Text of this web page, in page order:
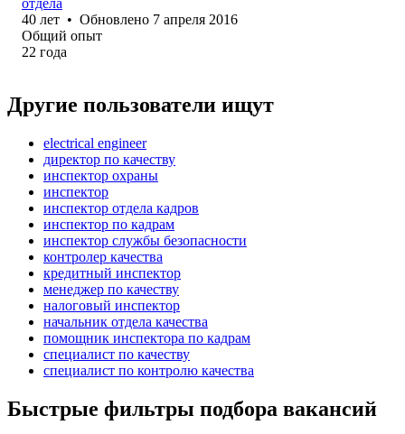
40 лет • Обновлено 7 апреля 2016
Общий опыт
22 года
Другие пользователи ищут
electrical engineer
директор по качеству
инспектор охраны
инспектор
инспектор отдела кадров
инспектор по кадрам
инспектор службы безопасности
контролер качества
кредитный инспектор
менеджер по качеству
налоговый инспектор
начальник отдела качества
помощник инспектора по кадрам
специалист по качеству
специалист по контролю качества
Быстрые фильтры подбора вакансий